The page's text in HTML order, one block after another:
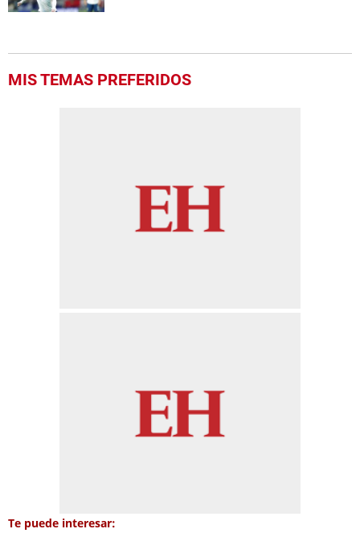
MIS TEMAS PREFERIDOS
Te puede interesar: